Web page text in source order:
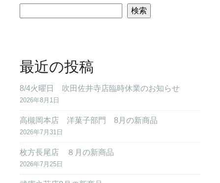
検索
最近の投稿
8/4火曜日 吹田佐井寺店臨時休業のお知らせ
2026年8月1日
高槻岡本店 洋菓子部門 8月の新商品
2026年7月31日
枚方長尾店 ８月の新商品
2026年7月25日